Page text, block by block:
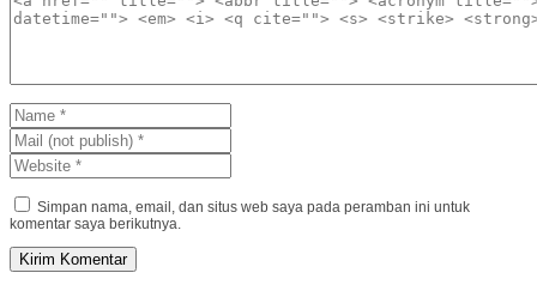
Simpan nama, email, dan situs web saya pada peramban ini untuk
komentar saya berikutnya.